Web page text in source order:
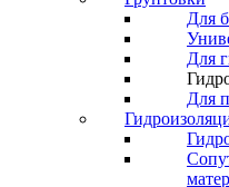
Для
Для
Для